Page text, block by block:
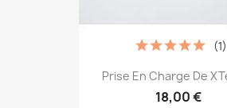
Prise En Charge De
18,00 €
(1)